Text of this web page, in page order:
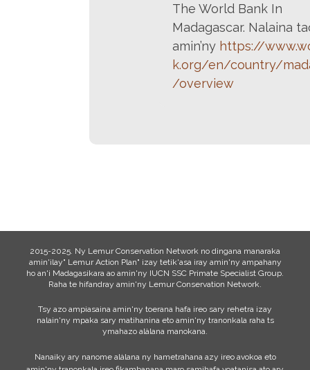
The World Bank In
Madagascar. Nalaina
amin’ny https://
k.org/en/country/
/overview
2015-2025. Ny Lemur Conservation Network no dingana manaraka
amin'ilay" Lemur Action Plan" izay tetik'asa iray amin'ny ampahany
ho an'i Madagasikara ao amin'ny IUCN SSC Primate Specialist Group.
Raha te hifandray amin'ny Lemur Conservation Network.
Tsy azo ampiasaina amin'ny toerana hafa ireo sary rehetra izay
nalain'ny mpaka sary matihanina eto amin'ny tranonkala raha ts
ymahazo alàlana manokana.
Nanaiky ary nanome alàlana ny hametrahana azy ireo avokoa eto